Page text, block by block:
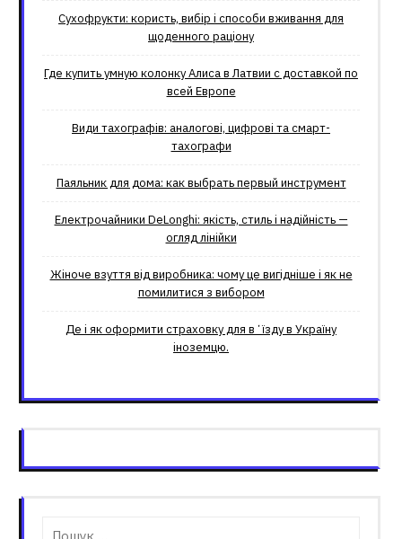
Сухофрукти: користь, вибір і способи вживання для
щоденного раціону
Где купить умную колонку Алиса в Латвии с доставкой по
всей Европе
Види тахографів: аналогові, цифрові та смарт-
тахографи
Паяльник для дома: как выбрать первый инструмент
Електрочайники DeLonghi: якість, стиль і надійність —
огляд лінійки
Жіноче взуття від виробника: чому це вигідніше і як не
помилитися з вибором
Де і як оформити страховку для вʼїзду в Україну
іноземцю.